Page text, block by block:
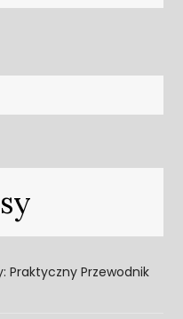
Praktyczny Przewodnik